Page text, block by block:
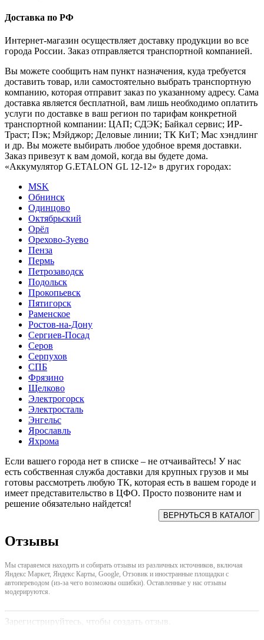
Доставка по РФ
Интернет-магазин осуществляет доставку продукции во все
города России. Заказ отправляется транспортной компанией.
Вы можете сообщить нам пункт назначения, куда требуется
доставить товар, или самостоятельно выбрать транспортную
компанию, которая отправит заказ по указанному адресу. Сама
доставка является бесплатной, вам лишь необходимо оплатить
услуги по доставке в ваш регион по тарифам конкретной
транспортной компании: ЦАП; СДЭК; Байкал сервис; ИР-
Траст; Пэк; Мэйджор; Деловые линии; ТК КиТ; Мас хэндлинг
и др. Вы можете выбирать любое удобное время доставки.
Заказ привезут к вам домой, когда вы будете дома.
«Аккумулятор G.ETALON GL 12-12» в других городах:
MSK
Обнинск
Одинцово
Октябрьский
Орёл
Орехово-Зуево
Пенза
Пермь
Петрозаводск
Подольск
Прокопьевск
Пятигорск
Раменское
Ростов-на-Дону
Сергиев-Посад
Серов
Серпухов
СПБ
Фрязино
Щелково
Электрогорск
Электросталь
Энгельс
Ярославль
Яхрома
Если вашего города нет в списке – не отчаивайтесь! У нас
есть собственная служба доставки для крупных грузов и мы
готовы рассмотреть любую ТК, которая есть в вашем городе и
имеет представительство в ЦФО. Просто позвоните нам и
решение обязательно найдется!
Отзывы
Мы стараяемся находить и собирать отзывы из различных источников, включая
Яндекс Маркет, Яндекс Карты, Google, Отзовик и иностранные площадки с
автопереводом (из-за чего возможны ошибки). Оставленные у нас отзывы
модерируются.
Зарегистрируйтесь, чтобы создать отзыв.